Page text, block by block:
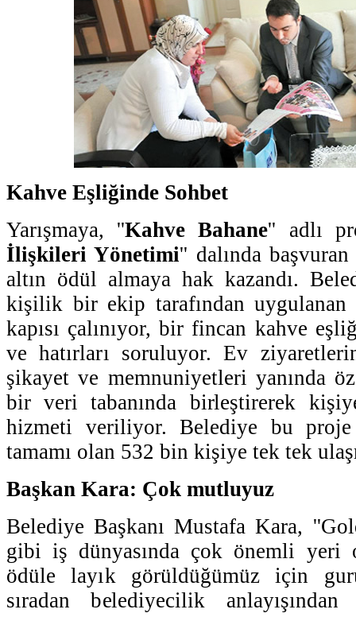
Kahve Eşliğinde Sohbet
Yarışmaya, ''Kahve Bahane'' adlı
İlişkileri Yönetimi'' dalında
altın ödül almaya hak kazandı.
kişilik bir ekip tarafından uygulanan
kapısı çalınıyor, bir fincan kahve
ve hatırları soruluyor. Ev
şikayet ve memnuniyetleri yanında
bir veri tabanında birleştirerek
hizmeti veriliyor. Belediye bu
tamamı olan 532 bin kişiye tek tek
Başkan Kara: Çok mutluyuz
Belediye Başkanı Mustafa Kara,
gibi iş dünyasında çok önemli yeri
ödüle layık görüldüğümüz için
sıradan belediyecilik anlayışından